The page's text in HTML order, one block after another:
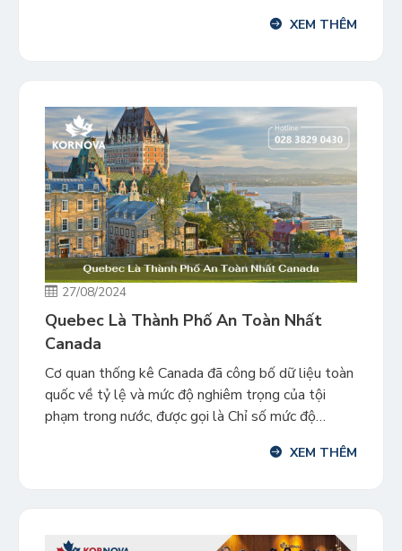
lực ngay lập tức. IRCC đã đưa ra chính sách này
XEM THÊM
27/08/2024
Quebec Là Thành Phố An Toàn Nhất
Canada
Cơ quan thống kê Canada đã công bố dữ liệu toàn
quốc về tỷ lệ và mức độ nghiêm trọng của tội
phạm trong nước, được gọi là Chỉ số mức độ
thành phố an toàn nhất ở Canada thuộc về cácXEM THÊM